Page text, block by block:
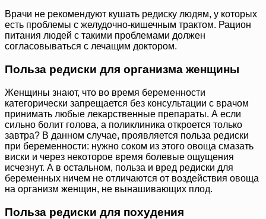
Врачи не рекомендуют кушать редиску людям, у которых
есть проблемы с желудочно-кишечным трактом. Рацион
питания людей с такими проблемами должен
согласовываться с лечащим доктором.
Польза редиски для организма женщины
Женщины знают, что во время беременности
категорически запрещается без консультации с врачом
принимать любые лекарственные препараты. А если
сильно болит голова, а поликлиника откроется только
завтра? В данном случае, проявляется польза редиски
при беременности: нужно соком из этого овоща смазать
виски и через некоторое время болевые ощущения
исчезнут. А в остальном, польза и вред редиски для
беременных ничем не отличаются от воздействия овоща
на организм женщин, не вынашивающих плод.
Польза редиски для похудения